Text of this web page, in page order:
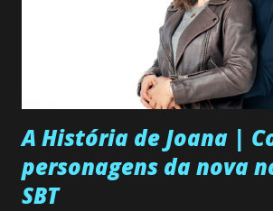
A História de Joana |
personagens da nova
SBT